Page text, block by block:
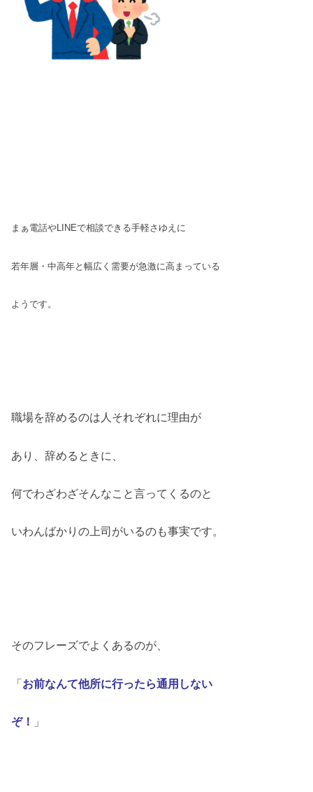
まぁ電話やLINEで相談できる手軽さゆえに
若年層・中高年と幅広く需要が急激に高まっている
ようです。
職場を辞めるのは人それぞれに理由が
あり、辞めるときに、
何でわざわざそんなこと言ってくるのと
いわんばかりの上司がいるのも事実です。
そのフレーズでよくあるのが、
「お前なんて他所に行ったら通用しない
ぞ！ 」